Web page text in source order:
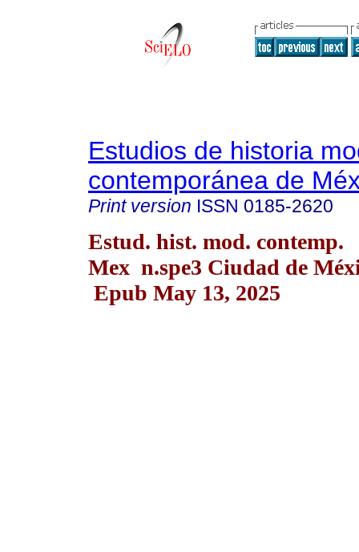
Estudios de historia
contemporánea de
Print version ISSN 0185-2620
Estud. hist. mod. contemp.
Mex n.spe3 Ciudad de
Epub May 13, 2025